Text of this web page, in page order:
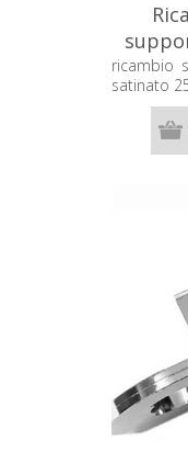
ricambio
satinato